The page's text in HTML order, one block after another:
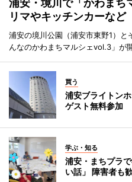
リマやキッチンカーなど
浦安の境川公園（浦安市東野1）
んなのかわまちマルシェvol.3」が
買う
浦安ブライトン
ゲスト無料参加
学ぶ・知る
浦安・まちプラ
い話」 障害者も